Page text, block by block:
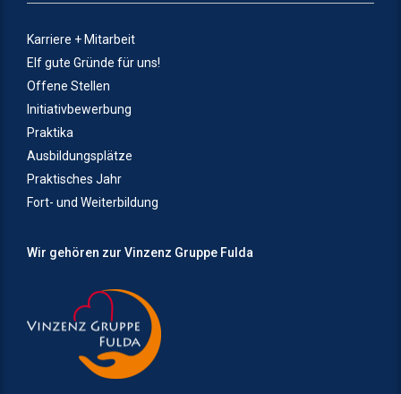
Karriere + Mitarbeit
Elf gute Gründe für uns!
Offene Stellen
Initiativbewerbung
Praktika
Ausbildungsplätze
Praktisches Jahr
Fort- und Weiterbildung
Wir gehören zur Vinzenz Gruppe Fulda